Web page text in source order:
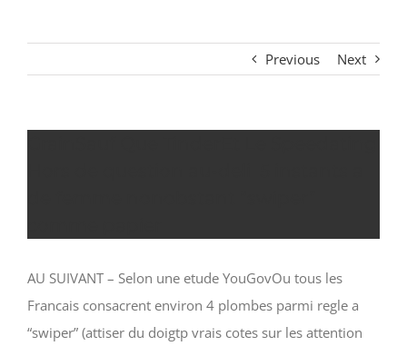
Previous Next
AU SUIVANT – Selon une etude YouGovOu tous les
Francais consacrent environ 4 plombes parmi regle a
“swiper” (attiser du doigtp vrais cotes sur les attention